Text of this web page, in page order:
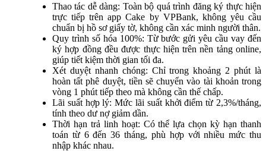
Thao tác dễ dàng: Toàn bộ quá trình đăng ký thực hiện
trực tiếp trên app Cake by VPBank, không yêu cầu
chuẩn bị hồ sơ giấy tờ, không cần xác minh người thân.
Quy trình số hóa 100%: Từ bước gửi yêu cầu vay đến
ký hợp đồng đều được thực hiện trên nền tảng online,
giúp tiết kiệm thời gian tối đa.
Xét duyệt nhanh chóng: Chỉ trong khoảng 2 phút là
hoàn tất phê duyệt, tiền sẽ chuyển vào tài khoản trong
vòng 1 phút tiếp theo mà không cần thế chấp.
Lãi suất hợp lý: Mức lãi suất khởi điểm từ 2,3%/tháng,
tính theo dư nợ giảm dần.
Thời hạn trả linh hoạt: Có thể lựa chọn kỳ hạn thanh
toán từ 6 đến 36 tháng, phù hợp với nhiều mức thu
nhập khác nhau.